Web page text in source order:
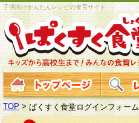
子供向けかんたんレシピの食育サイト
TOP > ぱくすく食堂ログインフォーム